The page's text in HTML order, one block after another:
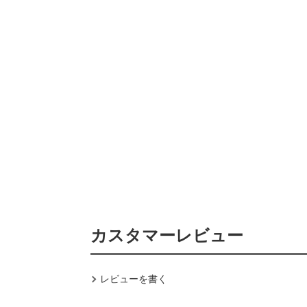
カスタマーレビュー
レビューを書く